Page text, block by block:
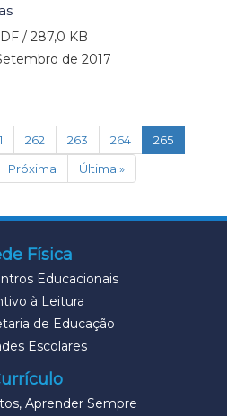
/ 287,0 KB
de 2017
262 263 264 265(current)
Próxima Última »
Física
Educacionais
à Leitura
de Educação
Escolares
Aprender Sempre